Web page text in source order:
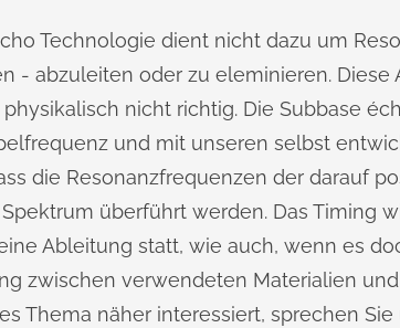
Technologie dient nicht dazu um
- abzuleiten oder zu eleminieren. Diese
nicht richtig. Die Subbase
und mit unseren selbst
die Resonanzfrequenzen der darauf
überführt werden. Das Timing
Ableitung statt, wie auch, wenn es
zwischen verwendeten Materialien
Thema näher interessiert, sprechen